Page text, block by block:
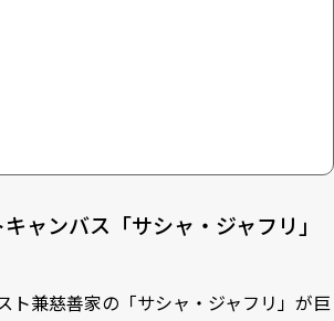
ャンバス「サシャ・ジャフリ」
ト兼慈善家の「サシャ・ジャフリ」が巨